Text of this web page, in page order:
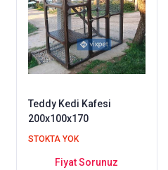
Teddy Kedi Kafesi
200x100x170
STOKTA YOK
Fiyat Sorunuz